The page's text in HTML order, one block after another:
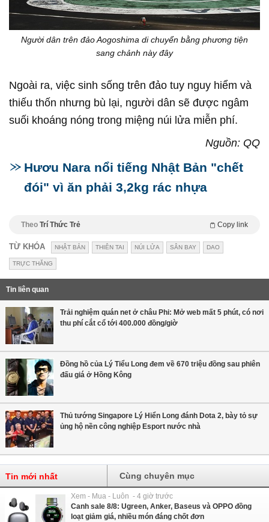
Người dân trên đảo Aogoshima di chuyển bằng phương tiện
sang chảnh này đây
Ngoài ra, việc sinh sống trên đảo tuy nguy hiểm và
thiếu thốn nhưng bù lại, người dân sẽ được ngâm
suối khoáng nóng trong miệng núi lửa miễn phí.
Nguồn: QQ
Hươu Nara nổi tiếng Nhật Bản "chết
đói" vì ăn phải 3,2kg rác nhựa
Theo Trí Thức Trẻ Copy link
TỪ KHÓA NHẬT BẢN THIÊN TAI NÚI LỬA SÂN BAY DAO
TRỰC THĂNG
Tin liên quan
Trải nghiệm quán net ở châu Phi: Mở web mất 5 phút, có nơi
thu phí cắt cổ tới 400.000 đồng/giờ
Đồng hồ của Lý Tiểu Long đem về 670 triệu đồng sau phiên
đấu giá ở Hồng Kông
Thủ tướng Singapore Lý Hiển Long đánh Dota 2, bày tỏ sự
ủng hộ nền công nghiệp Esport nước nhà
Tin mới nhất Cùng chuyên mục
Xem - Mua - Luôn - 4 giờ trước
Canh sale 8/8: Ugreen, Anker, Baseus và OPPO đồng
loạt giảm giá, nhiều món đáng chốt đơn